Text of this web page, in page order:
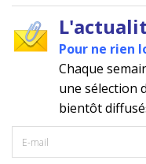
Pour ne rien
Chaque
une sélection
bientôt